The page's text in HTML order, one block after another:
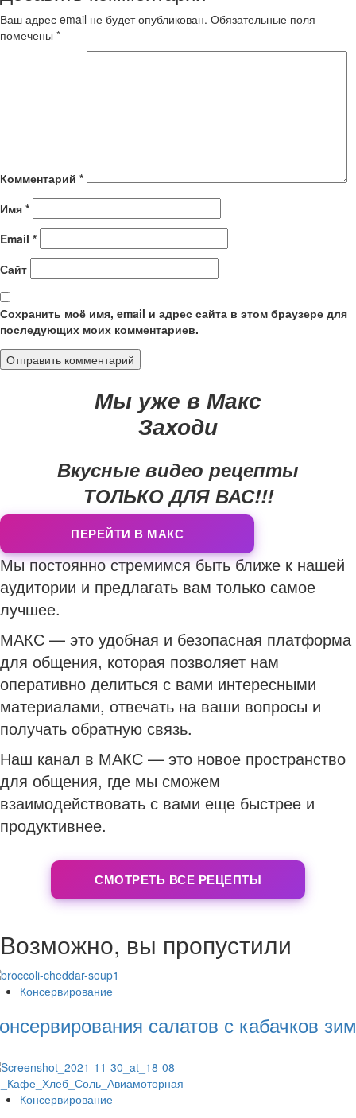
Ваш адрес email не будет опубликован. Обязательные поля
помечены *
Комментарий *
Имя *
Email *
Сайт
Сохранить моё имя, email и адрес сайта в этом браузере для
последующих моих комментариев.
Мы уже в Макс
Заходи
Вкусные видео рецепты
ТОЛЬКО ДЛЯ ВАС!!!
ПЕРЕЙТИ В МАКС
Мы постоянно стремимся быть ближе к нашей
аудитории и предлагать вам только самое
лучшее.
МАКС — это удобная и безопасная платформа
для общения, которая позволяет нам
оперативно делиться с вами интересными
материалами, отвечать на ваши вопросы и
получать обратную связь.
Наш канал в МАКС — это новое пространство
для общения, где мы сможем
взаимодействовать с вами еще быстрее и
продуктивнее.
СМОТРЕТЬ ВСЕ РЕЦЕПТЫ
Возможно, вы пропустили
Консервирование
салатов с кабачков
Консервирование